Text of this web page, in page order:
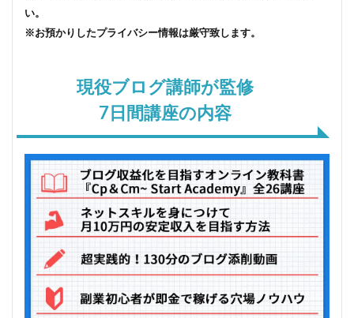
い。
※お預かりしたプライバシー情報は厳守致します。
現役ブログ講師が監修
7日間講座の内容